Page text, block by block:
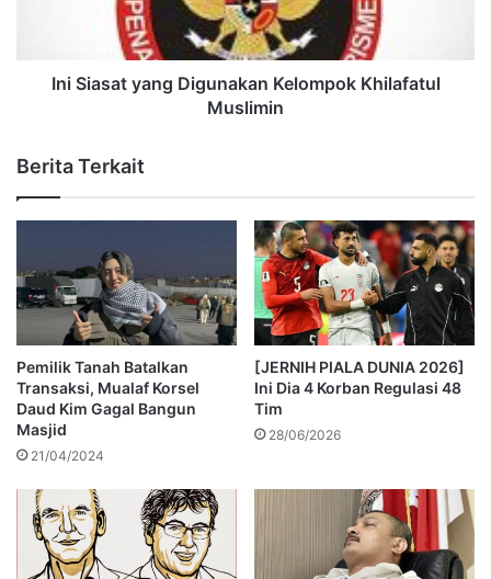
Ini Siasat yang Digunakan Kelompok Khilafatul
Muslimin
Berita Terkait
Pemilik Tanah Batalkan
Transaksi, Mualaf Korsel
Daud Kim Gagal Bangun
Masjid
21/04/2024
[JERNIH PIALA DUNIA 2026]
Ini Dia 4 Korban Regulasi 48
Tim
28/06/2026